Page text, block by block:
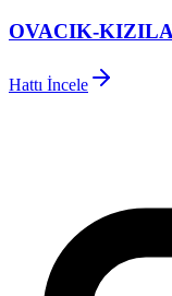
OVACIK-
Hattı İncele